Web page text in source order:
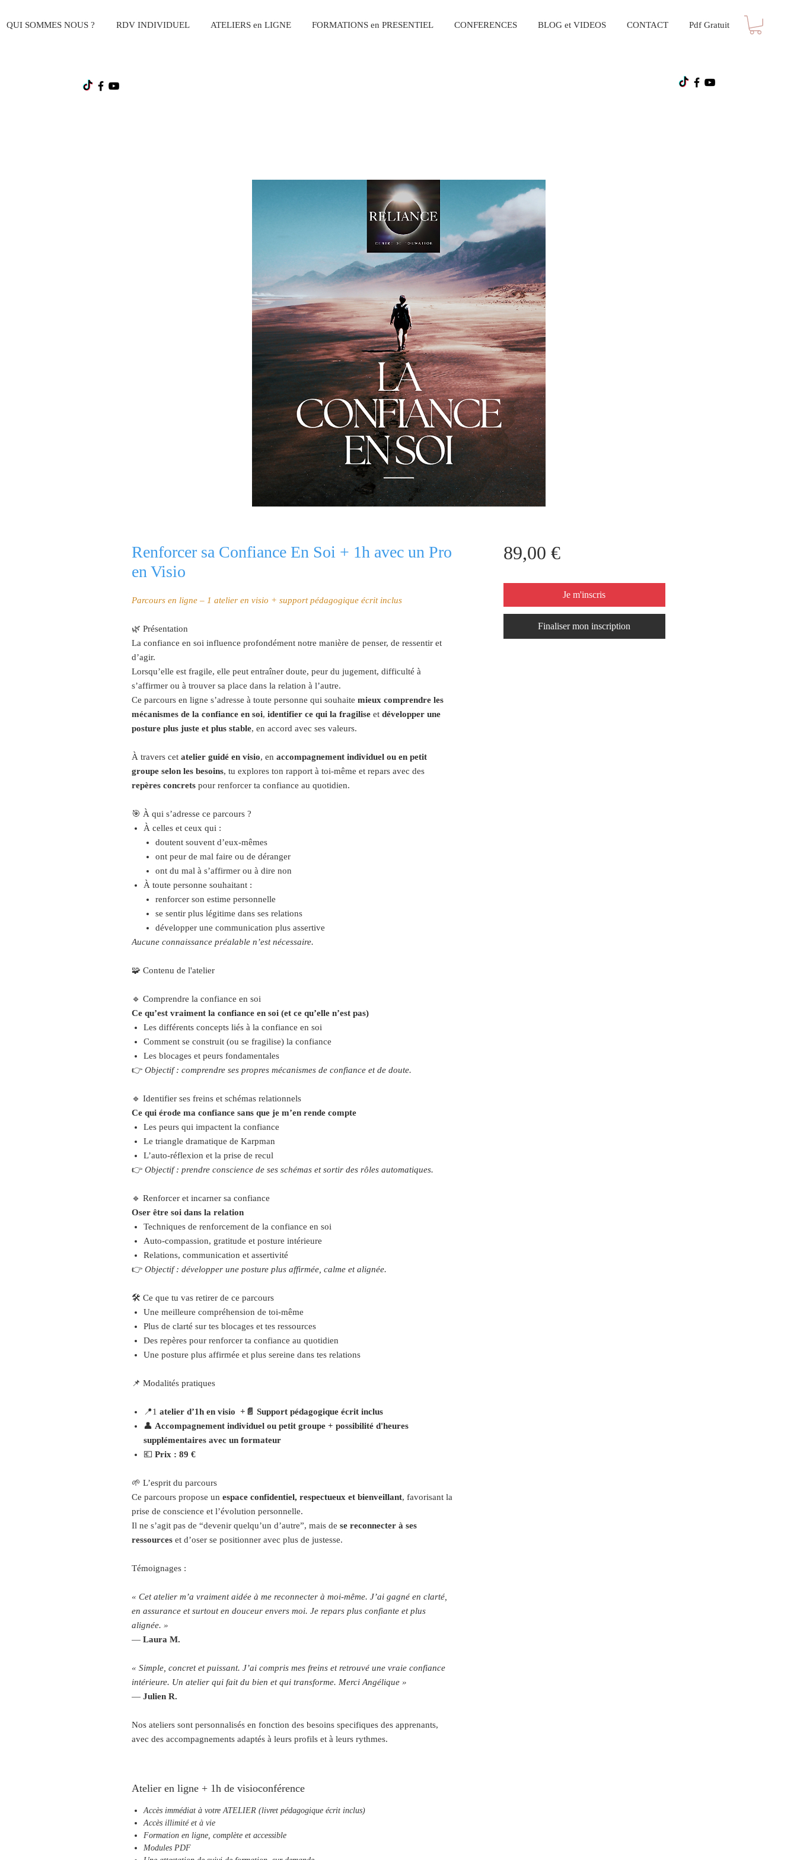
QUI SOMMES NOUS ? RDV INDIVIDUEL ATELIERS en LIGNE FORMATIONS en PRESENTIEL CONFERENCES BLOG et VIDEOS CONTACT Pdf Gratuit
Renforcer sa Confiance En Soi + 1h avec un Pro
en Visio
Parcours en ligne – 1 atelier en visio + support pédagogique écrit inclus
🌿 Présentation
La confiance en soi influence profondément notre manière de penser, de ressentir et
d’agir.
Lorsqu’elle est fragile, elle peut entraîner doute, peur du jugement, difficulté à
s’affirmer ou à trouver sa place dans la relation à l’autre.
Ce parcours en ligne s’adresse à toute personne qui souhaite mieux comprendre les
mécanismes de la confiance en soi, identifier ce qui la fragilise et développer une
posture plus juste et plus stable, en accord avec ses valeurs.
À travers cet atelier guidé en visio, en accompagnement individuel ou en petit
groupe selon les besoins, tu explores ton rapport à toi-même et repars avec des
repères concrets pour renforcer ta confiance au quotidien.
🎯 À qui s’adresse ce parcours ?
À celles et ceux qui :
doutent souvent d’eux-mêmes
ont peur de mal faire ou de déranger
ont du mal à s’affirmer ou à dire non
À toute personne souhaitant :
renforcer son estime personnelle
se sentir plus légitime dans ses relations
développer une communication plus assertive
Aucune connaissance préalable n’est nécessaire.
🧩 Contenu de l'atelier
🔹 Comprendre la confiance en soi
Ce qu’est vraiment la confiance en soi (et ce qu’elle n’est pas)
Les différents concepts liés à la confiance en soi
Comment se construit (ou se fragilise) la confiance
Les blocages et peurs fondamentales
👉 Objectif : comprendre ses propres mécanismes de confiance et de doute.
🔹 Identifier ses freins et schémas relationnels
Ce qui érode ma confiance sans que je m’en rende compte
Les peurs qui impactent la confiance
Le triangle dramatique de Karpman
L’auto-réflexion et la prise de recul
👉 Objectif : prendre conscience de ses schémas et sortir des rôles automatiques.
🔹 Renforcer et incarner sa confiance
Oser être soi dans la relation
Techniques de renforcement de la confiance en soi
Auto-compassion, gratitude et posture intérieure
Relations, communication et assertivité
👉 Objectif : développer une posture plus affirmée, calme et alignée.
🛠️ Ce que tu vas retirer de ce parcours
Une meilleure compréhension de toi-même
Plus de clarté sur tes blocages et tes ressources
Des repères pour renforcer ta confiance au quotidien
Une posture plus affirmée et plus sereine dans tes relations
📌 Modalités pratiques
📍1 atelier d’1h en visio +📄 Support pédagogique écrit inclus
👤 Accompagnement individuel ou petit groupe + possibilité d'heures
supplémentaires avec un formateur
💶 Prix : 89 €
🌱 L’esprit du parcours
Ce parcours propose un espace confidentiel, respectueux et bienveillant, favorisant la
prise de conscience et l’évolution personnelle.
Il ne s’agit pas de “devenir quelqu’un d’autre”, mais de se reconnecter à ses
ressources et d’oser se positionner avec plus de justesse.
Témoignages :
« Cet atelier m’a vraiment aidée à me reconnecter à moi-même. J’ai gagné en clarté,
en assurance et surtout en douceur envers moi. Je repars plus confiante et plus
alignée. »
— Laura M.
« Simple, concret et puissant. J’ai compris mes freins et retrouvé une vraie confiance
intérieure. Un atelier qui fait du bien et qui transforme. Merci Angélique »
— Julien R.
Nos ateliers sont personnalisés en fonction des besoins specifiques des apprenants,
avec des accompagnements adaptés à leurs profils et à leurs rythmes.
Atelier en ligne + 1h de visioconférence
Accès immédiat à votre ATELIER (livret pédagogique écrit inclus)
Accès illimité et à vie
Formation en ligne, complète et accessible
Modules PDF
89,00 €Prix
Je m'inscris
Finaliser mon inscription